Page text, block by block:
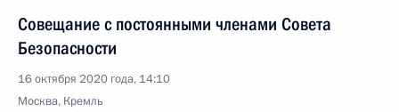
Совещание с постоянными членами Совета
Безопасности
16 октября 2020 года, 14:10
Москва, Кремль